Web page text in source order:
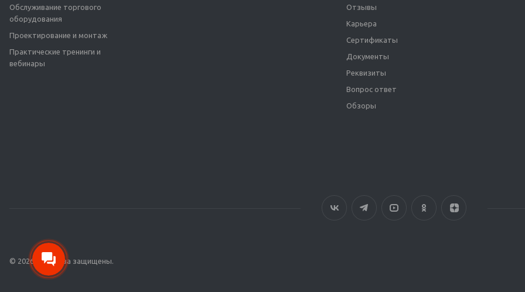
Обслуживание торгового
оборудования
Проектирование и монтаж
Практические тренинги и
вебинары
Отзывы
Карьера
Сертификаты
Документы
Реквизиты
Вопрос ответ
Обзоры
© 2026 Все права защищены.